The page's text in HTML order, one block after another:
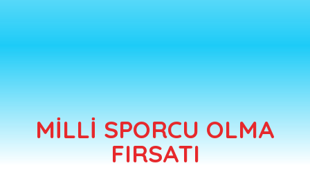
MİLLİ SPORCU OLMA
FIRSATI